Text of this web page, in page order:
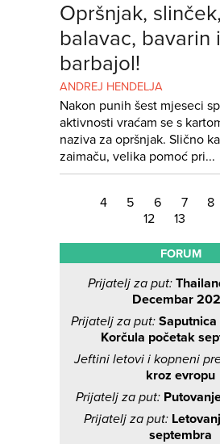
Opršnjak,
balavac, bavarin
barbajol!
ANDREJ HENDELJA
Nakon punih šest mjeseci
aktivnosti vraćam se s
naziva za opršnjak. Slično
zaimaču, velika pomoć pri...
4 5 6 7 8
12
13
FORUM
Prijatelj za put:
Decembar
Prijatelj za put:
Korčula početak
Jeftini letovi i kopneni
kroz evropu
Prijatelj za put:
Prijatelj za put:
septembra